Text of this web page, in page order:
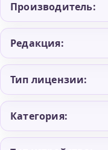
13
Производитель:
Редакция:
Тип лицензии:
Категория: